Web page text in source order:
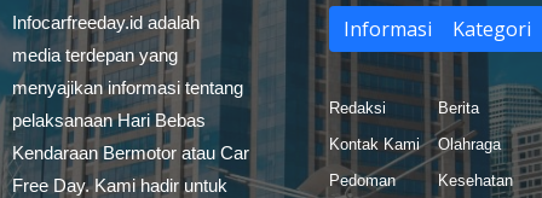
Infocarfreeday.id adalah
media terdepan yang
menyajikan informasi tentang
pelaksanaan Hari Bebas
Kendaraan Bermotor atau Car
Free Day. Kami hadir untuk
Informasi
Redaksi
Kontak Kami
Pedoman
Kategori
Berita
Olahraga
Kesehatan